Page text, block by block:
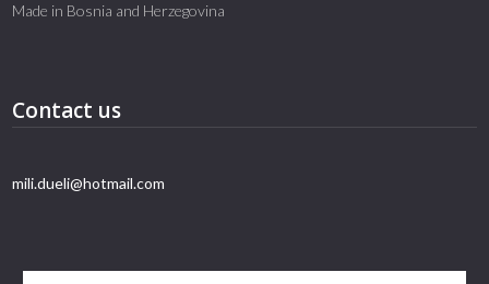
Made in Bosnia and Herzegovina
Contact us
mili.dueli@hotmail.com